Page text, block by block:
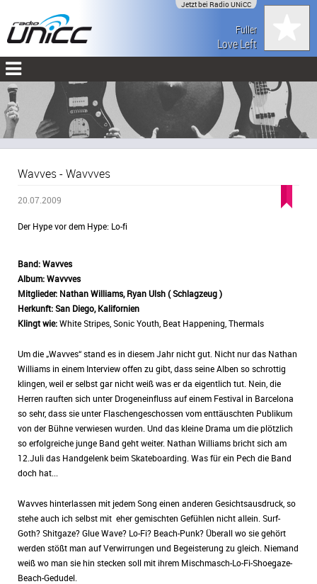
Jetzt bei Radio UNiCC
Fuller
Love Left
Wavves - Wavvves
20.07.2009
Der Hype vor dem Hype: Lo-fi
Band:Wavves
Album: Wavvves
Mitglieder: Nathan Williams, Ryan Ulsh ( Schlagzeug )
Herkunft:San Diego, Kalifornien
Klingt wie:White Stripes, Sonic Youth, Beat Happening, Thermals
Um die „Wavves“ stand es in diesem Jahr nicht gut. Nicht nur das Nathan
Williams in einem Interview offen zu gibt, dass seine Alben so schrottig
klingen, weil er selbst gar nicht weiß was er da eigentlich tut. Nein, die
Herren rauften sich unter Drogeneinfluss auf einem Festival in Barcelona
so sehr, dass sie unter Flaschengeschossen vom enttäuschten Publikum
von der Bühne verwiesen wurden. Und das kleine Drama um die plötzlich
so erfolgreiche junge Band geht weiter. Nathan Williams bricht sich am
12.Juli das Handgelenk beim Skateboarding. Was für ein Pech die Band
doch hat...
Wavves hinterlassen mit jedem Song einen anderen Gesichtsausdruck, so
stehe auch ich selbst mit eher gemischten Gefühlen nicht allein. Surf-
Goth? Shitgaze? Glue Wave? Lo-Fi? Beach-Punk? Überall wo sie gehört
werden stößt man auf Verwirrungen und Begeisterung zu gleich. Niemand
weiß wo man sie hin stecken soll mit ihrem Mischmasch-Lo-Fi-Shoegaze-
Beach-Gedudel.